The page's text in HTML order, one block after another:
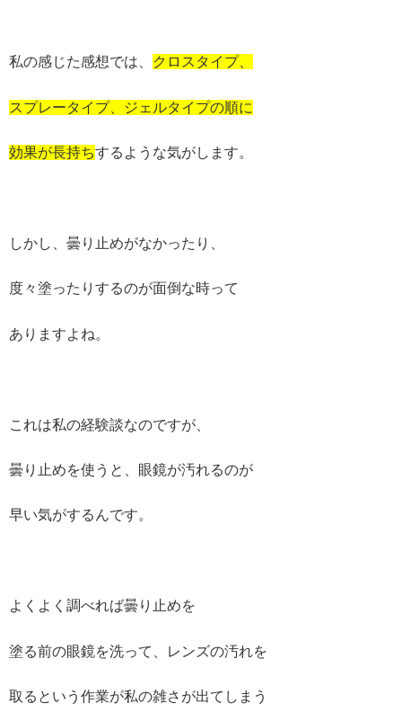
私の感じた感想では、 クロスタイプ、
スプレータイプ、ジェルタイプの順に
効果が長持ちするような気がします。
しかし、曇り止めがなかったり、
度々塗ったりするのが面倒な時って
ありますよね。
これは私の経験談なのですが、
曇り止めを使うと、眼鏡が汚れるのが
早い気がするんです。
よくよく調べれば曇り止めを
塗る前の眼鏡を洗って、レンズの汚れを
取るという作業が私の雑さが出てしまう